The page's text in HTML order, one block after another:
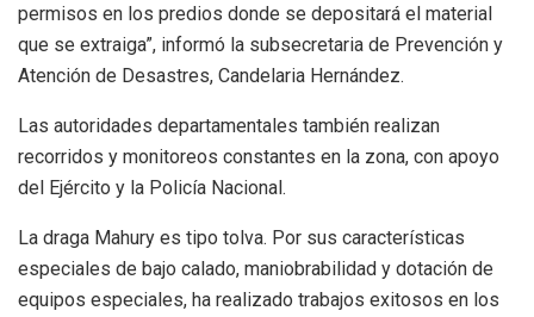
permisos en los predios donde se depositará el material
que se extraiga”, informó la subsecretaria de Prevención y
Atención de Desastres, Candelaria Hernández.
Las autoridades departamentales también realizan
recorridos y monitoreos constantes en la zona, con apoyo
del Ejército y la Policía Nacional.
La draga Mahury es tipo tolva. Por sus características
especiales de bajo calado, maniobrabilidad y dotación de
equipos especiales, ha realizado trabajos exitosos en los